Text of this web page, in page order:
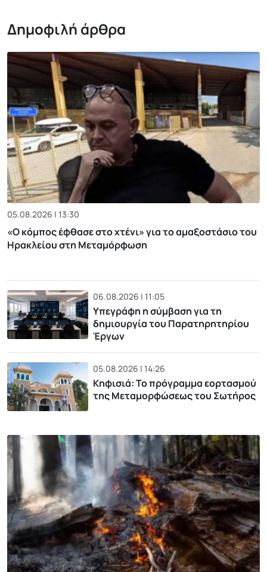
Δημοφιλή άρθρα
05.08.2026 | 13:30
«Ο κόμπος έφθασε στο χτένι» για το αμαξοστάσιο του
Ηρακλείου στη Μεταμόρφωση
06.08.2026 | 11:05
Υπεγράφη η σύμβαση για τη
δημιουργία του Παρατηρητηρίου
Έργων
05.08.2026 | 14:26
Κηφισιά: Το πρόγραμμα εορτασμού
της Μεταμορφώσεως του Σωτήρος